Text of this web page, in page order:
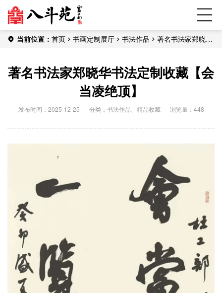
当前位置： 首页 书画定制展厅 书法作品
著名书法家郑晓华
著名书法家郑晓华书法定制收藏【会
当凌绝顶】
发布时间：2025-12-25 分类： 书法作品 精品收藏 浏览量：448